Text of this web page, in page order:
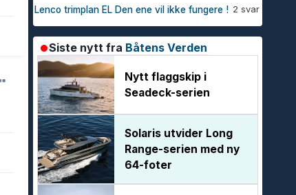
2 svar
Lenco trimplan EL Den ene vil ikke fungere !
Siste nytt fra Båtens Verden
Nytt flaggskip i
Seadeck-serien
Solaris utvider Long
Range-serien med ny
64-foter